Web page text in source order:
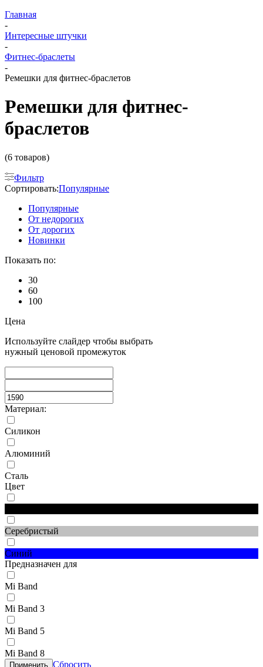
Главная
-
Интересные штучки
-
Фитнес-браслеты
-
Ремешки для фитнес-браслетов
Ремешки для фитнес-
браслетов
(6 товаров)
Фильтр
Сортировать:Популярные
Популярные
От недорогих
От дорогих
Новинки
Показать по:
30
60
100
Цена
Используйте слайдер чтобы выбрать
нужный ценовой промежуток
Материал:
Силикон
Алюминий
Сталь
Цвет
Серебристый
Синий
Предназначен для
Mi Band
Mi Band 3
Mi Band 5
Mi Band 8
Применить Сбросить